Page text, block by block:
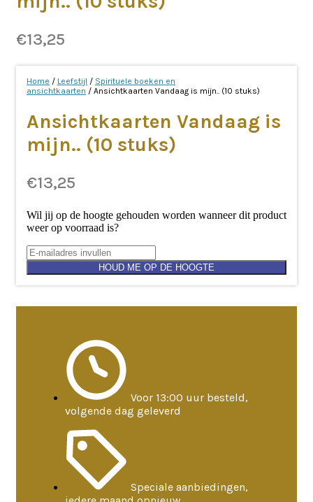
€13,25
Home / Leefstijl / Spirituele boeken en
ansichtkaarten / Ansichtkaarten Vandaag is mijn.. (10 stuks)
Ansichtkaarten Vandaag is
mijn.. (10 stuks)
€13,25
Wil jij op de hoogte gehouden worden wanneer dit product
weer op voorraad is?
HOUD ME OP DE HOOGTE
Voor 13:00 uur besteld,
volgende dag geleverd
Speciale aanbiedingen,